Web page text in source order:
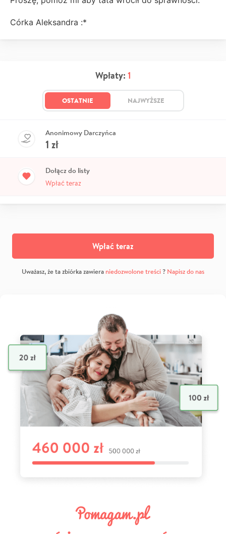
Córka Aleksandra :*
Wpłaty: 1
OSTATNIE NAJWYŻSZE
Anonimowy Darczyńca
1 zł
Dołącz do listy
Wpłać teraz
Wpłać teraz
Uważasz, że ta zbiórka zawiera niedozwolone treści? Napisz do nas